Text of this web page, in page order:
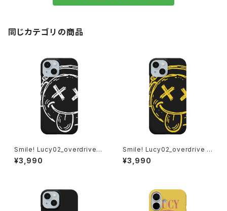
同じカテゴリの商品
Smile! Lucy02_overdrive_a
n albino iPhoneケース 1020
-241126102
¥3,990
Smile! Lucy02_overdrive i
Phoneケース 1020-2411260
82
¥3,990